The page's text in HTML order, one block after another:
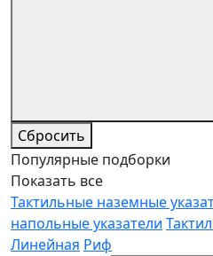
Сбросить
Популярные подборки
Показать все
Тактильные наземные
напольные указатели
Линейная Риф